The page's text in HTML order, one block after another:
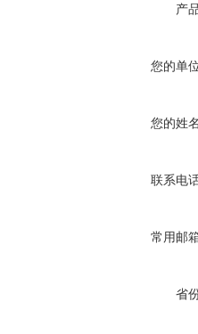
产
您的单
您的姓
联系电
常用邮
省